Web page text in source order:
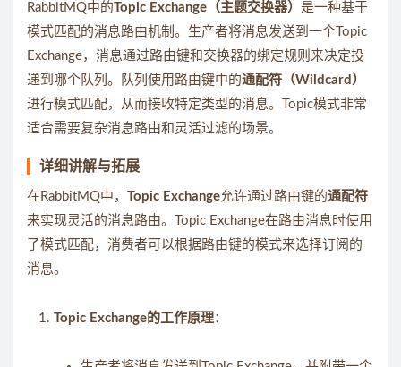
RabbitMQ中的Topic Exchange（主题交换器） 是一种基于
模式匹配的消息路由机制。生产者将消息发送到一个Topic
Exchange，消息通过路由键和交换器的绑定规则来决定投
递到哪个队列。队列使用路由键中的通配符（Wildcard）
进行模式匹配，从而接收特定类型的消息。Topic模式非常
适合需要复杂消息路由和灵活过滤的场景。
详细讲解与拓展
在RabbitMQ中， Topic Exchange允许通过路由键的通配符
来实现灵活的消息路由。Topic Exchange在路由消息时使用
了模式匹配，消费者可以根据路由键的模式来选择订阅的
消息。
Topic Exchange的工作原理：